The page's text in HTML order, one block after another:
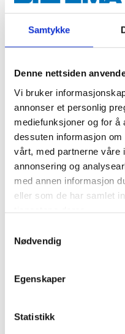
Samtykke
Denne nettsiden
Vi bruker
annonser et personlig
mediefunksjoner og for å
dessuten informasjon
vårt, med partnerne våre
annonsering og
med annen informasjon
eller som de har samlet
Nødvendig
Egenskaper
Statistikk
Les vår vedlikeholdsguide
Tilbehør til
Det finnes mye fint
forutsetningene for
nordiske klimaet velger
bassenget ved hjelp av
For å holde vannet fritt
også viktig å bruke et
bassenget rent,